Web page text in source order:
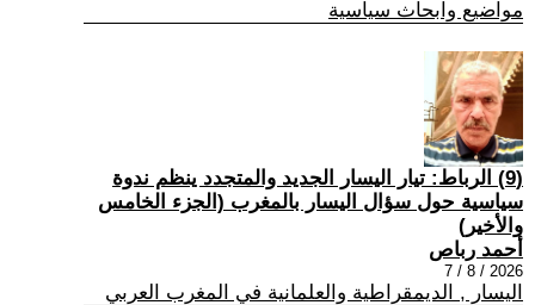
مواضيع وابحاث سياسية
(9) الرباط: تيار اليسار الجديد والمتجدد ينظم ندوة
سياسية حول سؤال اليسار بالمغرب (الجزء الخامس
والأخير)
أحمد رباص
2026 / 8 / 7
اليسار , الديمقراطية والعلمانية في المغرب العربي